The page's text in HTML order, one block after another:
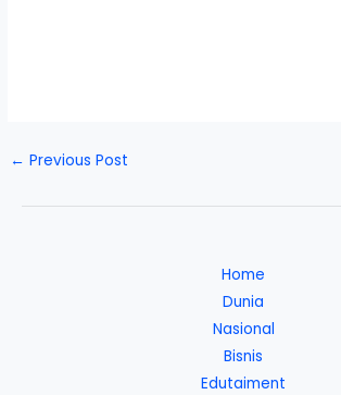
← Previous Post
Home
Dunia
Nasional
Bisnis
Edutaiment